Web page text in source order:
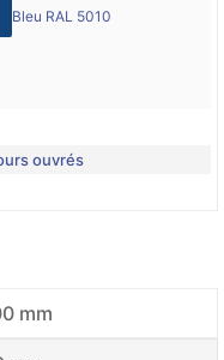
Bleu RAL 5010
ouvrés
mm